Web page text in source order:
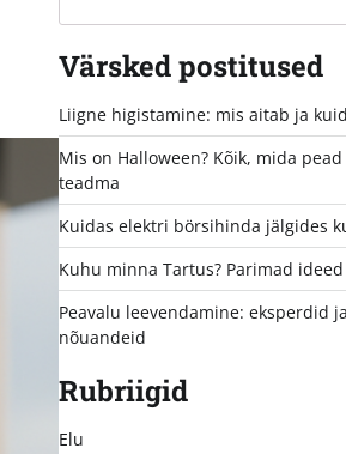
Värsked postitused
Liigne higistamine: mis aitab ja
Mis on Halloween? Kõik, mida
teadma
Kuidas elektri börsihinda jälgides
Kuhu minna Tartus? Parimad
Peavalu leevendamine: eksperdid
nõuandeid
Rubriigid
Elu